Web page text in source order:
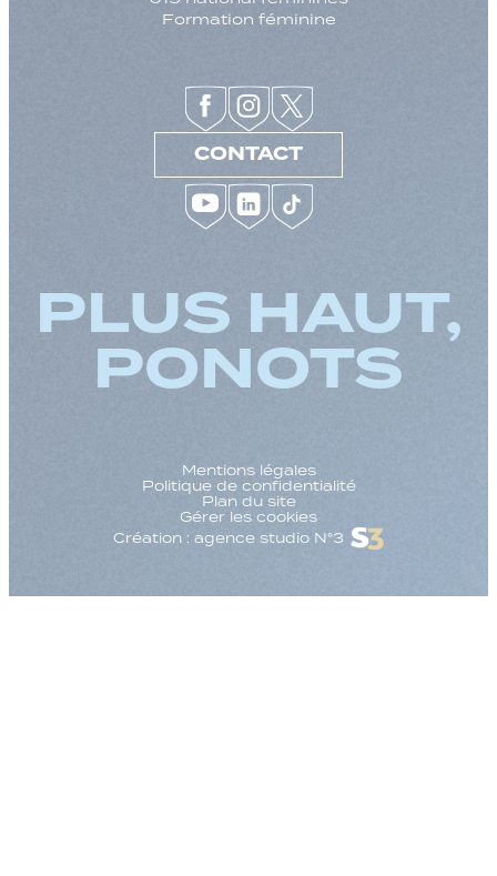
Formation féminine
CONTACT
PLUS HAUT,
PONOTS
Mentions légales
Politique de confidentialité
Plan du site
Gérer les cookies
Création : agence studio N°3